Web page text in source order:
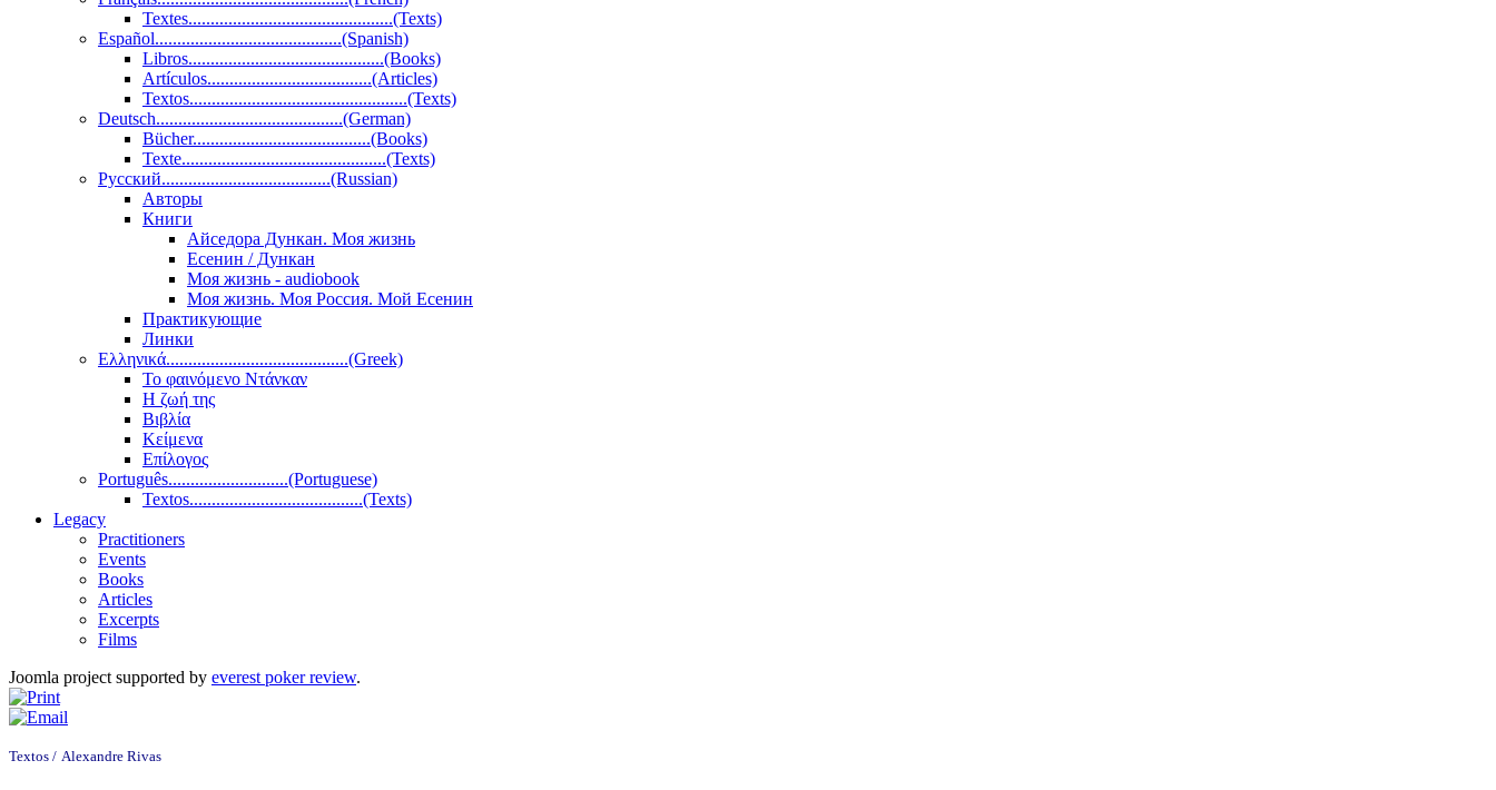
Textes..............................................(Texts)
Español..........................................(Spanish)
Libros............................................(Books)
Artículos.....................................(Articles)
Textos.................................................(Texts)
Deutsch..........................................(German)
Bücher........................................(Books)
Texte..............................................(Texts)
Pусский......................................(Russian)
Авторы
Книги
Айседора Дункан. Моя жизнь
Есенин / Дункан
Моя жизнь - audiobook
Моя жизнь. Моя Россия. Мой Есенин
Практикующие
Линки
Ελληνικά.........................................(Greek)
Το φαινόμενο Ντάνκαν
Η ζωή της
Βιβλία
Κείμενα
Επίλογος
Português...........................(Portuguese)
Textos.......................................(Texts)
Legacy
Practitioners
Events
Books
Articles
Excerpts
Films
Joomla project supported by everest poker review.
Textos / Alexandre Rivas